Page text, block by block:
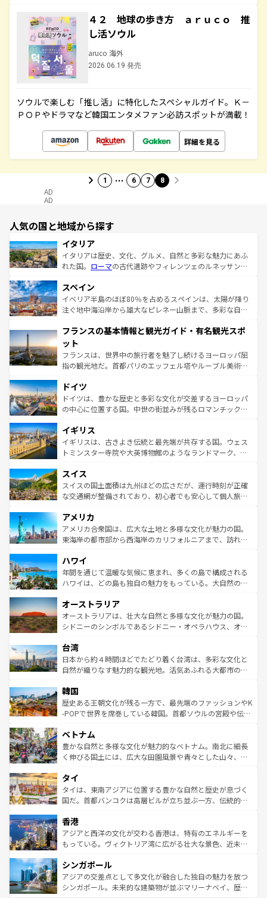
４２ 地球の歩き方 ａｒｕｃｏ 推
し活ソウル
aruco 海外
2026.06.19 発売
ソウルで楽しむ「推し活」に特化したスペシャルガイド。Ｋ－
ＰＯＰやドラマなど韓国エンタメファン必訪スポットが満載！
詳細を見る
1 … 6 7 8
AD
AD
人気の国と地域から探す
イタリア
イタリアは歴史、文化、グルメ、自然と多彩な魅力にあふ
れた国。 ローマの古代遺跡やフィレンツェのルネッサンス
ろん、トスカーナの美しい田園風景やアマルフィ海岸の絶
景など、自然景観も見逃せない。観光の合間には、本場の
ピザやパスタなど、絶品のイタリア料理を堪能することも
ませてくれるイタリアで、忘れられない旅をしてみよう！
なお、新着のイタリア情報は
しい。
スペイン
イベリア半島のほぼ80％を占めるスペインは、太陽が降り
注ぐ地中海沿岸から雄大なピレネー山脈まで、多彩な自然
文化が根付くこの国では、情熱的なフラメンコ、熱気あふ
れる闘牛、そして美味しいタパスが生活の一部となってい
る。首都マドリードの洗練された雰囲気や、バルセロナの
アートに溢れた街角から、地方では古代ローマ遺跡や中世
せる。地方によって風土や気候が異なるスペインはその個
性で訪れる人を魅了する。 なお、新着のスペイン情報は コ
ンテンツ一覧を参照してほしい。
フランスの基本情報と観光ガイド・有名観光スポ
ット
フランスは、世界中の旅行者を魅了し続けるヨーロッパ屈
指の観光地だ。首都パリのエッフェル塔やルーブル美術館
で、幅広い魅力が詰まっている。華麗な宮殿、歴史的な大
聖堂、美しいビーチ、そして豊かな自然が、訪れる者を心
から魅了する。また、フランスは美食の国としても知ら
いる。シャンパンの発祥地であるランス、プロヴァンスの
香り高いラベンダー畑など、多彩な楽しみ方が可能だ。さ
らに、パリ以外の地域にも魅力が溢れており、どの街角に
れる地方に足を運ぶとそれぞれで全く異なる文化を体験で
きるだろう。 なお、新着のフランス情報はコンテンツ一覧
を参照してほしい。
ドイツ
ドイツは、豊かな歴史と多彩な文化が交差するヨーロッパ
の中心に位置する国。中世の街並みが残るロマンチック街
顔を持つこの国は、どこを歩いても飽きることがない。ベ
ルリンの文化的活気、バイエルン州のアルプスの絶景、そ
してライン川沿いのワイン畑といった風景は必見。ビール
は、お酒好きな人にはぜひ体験してほしい。 なお、新着の
ドイツ情報はコンテンツ一覧を参照してほしい。
イギリス
イギリスは、古きよき伝統と最先端が共存する国。ウェス
トミンスター寺院や大英博物館のようなランドマーク、歴
リアごとに異なる魅力がある。また、優雅なアフタヌーン
ティー、ビール好きにはたまらない英国パブ、サッカー観
戦など、本場だからこそできる体験も豊富。イギリスを旅
ンツ一覧を参照してほしい。
スイス
スイスの国土面積は九州ほどの広さだが、運行時刻が正確
な交通網が整備されており、初心者でも安心して個人旅行
の建物がそのまま残る町や、スイスならではのユニークな
博物館もあり、アルプス観光だけでなく町歩きも満喫する
ことができる。国民の所得が高いため物価も高いが、旅行
ば市内交通費無料で観光を楽しむこともできる。 なお、新
着のスイス情報はコンテンツ一覧 を参照してほしい。
アメリカ
アメリカ合衆国は、広大な土地と多様な文化が魅力の国。
東海岸の都市部から西海岸のカリフォルニアまで、訪れる
のような巨大都市は、観光、ショッピング、エンターテイ
ンメントが詰まった刺激的なスポットだ。一方、アメリカ
西部には大自然が広がり、グランドキャニオンやイエロー
部のニューオーリンズでは、音楽と美食が融合した独特の
文化が魅力。旅行者はアメリカの各地域で異なる魅力を楽
しみながら、その多様性と豊かな歴史を感じることができ
ならではの贅沢な旅のスタイルだ。 なお、新着のアメリカ
情報はコンテンツ一覧を参照してほしい。
ハワイ
年間を通じて温暖な気候に恵まれ、多くの島で構成される
ハワイは、どの島も独自の魅力をもっている。大自然の神
ワイ島は見逃せない。また、定番の観光地といえばオアフ
島だが、静かな自然を求めるならマウイ島やカウアイ島が
おすすめ。エメラルドグリーンに輝く海をはじめ、豊かな
れるおもてなしの心で訪れる人々を迎えてくれるハワイの
人々、おいしいローカルフードやハワイアンミュージッ
ク、伝統的なフラダンスなど、すべてがハワイの魅力を彩
ワイを、存分に味わってほしい。 なお、新着のハワイ情報
はコンテンツ一覧を参照してほしい。
オーストラリア
オーストラリアは、壮大な自然と多様な文化が魅力の国。
シドニーのシンボルであるシドニー・オペラハウス、オー
リアリーフや大陸中央部にそびえるウルル（エアーズロッ
ク）、タスマニアの美しい原生林やケアンズの熱帯雨林な
ど、見どころがたくさん。また、カフェやワイン、オージ
いる。アクティビティも充実しており、サーフィンやダイ
ビング、ハイキングなど、アウトドア好きにはたまらな
い。オーストラリアの多彩な魅力を存分に味わいつくそ
参照してほしい。
台湾
日本から約４時間ほどでたどり着く台湾は、多彩な文化と
自然が織りなす魅力的な観光地。活気あふれる大都市の台
ン）、静ひつな山岳地帯である台湾東部など、都市の喧騒
と山間の静けさが共存しており、訪れる人に新しい発見と
驚きをもたらしてくれる。また、奥深い台湾の食文化も魅
容にもいいと評判のスイーツなど、バラエティ豊かな料理
が味わえる。 なお、新着の台湾情報は コンテンツ一覧を参
照してほしい。
韓国
歴史ある王朝文化が残る一方で、最先端のファッションやK
-POPで世界を席巻している韓国。首都ソウルの宮殿や伝統
き、地方に足を延ばせば四季折々の自然美を楽しむことが
できる。そして、キムチや焼肉、絶品のストリートフード
まで、さまざまな韓国料理が待っている。夜には、韓国な
リティに包まれながら、韓国の多彩な魅力を心ゆくまで味
わってみてほしい。 なお、新着の韓国情報はコンテンツ一
覧を参照してほしい。
ベトナム
豊かな自然と多様な文化が魅力的なベトナム。南北に細長
く伸びる国土には、広大な田園風景や青々とした山々、世
急速な発展と共に伝統が息づく。ハノイの古い町並みやホ
ーチミン市のフランス統治時代の建物も、独特の雰囲気を
醸し出している。また、バラエティの豊かさとおいしさで
とつ。フォーやバインミー、ベトナムコーヒーなどは、ぜ
ひ現地で味わいたい。どの地域を訪れてもあたたかい人々
が旅行者を迎えてくれるので、きっと忘れられない旅にな
参照してほしい。
タイ
タイは、東南アジアに位置する豊かな自然と歴史が息づく
国だ。首都バンコクは高層ビルが立ち並ぶ一方、伝統的な
の活気が交差している。北部ではチェンマイなどの山岳地
帯で自然と触れ合い、南部ではプーケットやクラビの美し
いビーチでリゾート気分を楽しむことができる。タイ料理
激する。気候は一年中温暖で、どの季節にも異なる楽しみ
が待っている。親しみやすいタイの人々、仏教を中心とし
た文化、そして多様な観光資源が、訪れる旅人を魅了し続
香港
アジアと西洋の文化が交わる香港は、特有のエネルギーを
もっている。ヴィクトリア湾に広がる壮大な景色、近未来
み、どこを訪れても感動するはず。観光スポットが密集し
ており、効率よく見どころを回れるのも魅力。息をのむよ
うな絶景から文化的な体験まで、香港を存分に楽しみ尽く
シンガポール
アジアの交差点として多文化が融合した独自の魅力を放つ
シンガポール。未来的な建築物が並ぶマリーナベイ、歴史